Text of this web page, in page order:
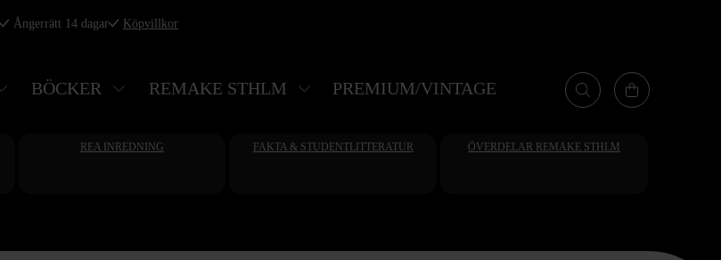
Ångerrätt 14 dagar Köpvillkor
BÖCKER REMAKE STHLM PREMIUM/VINTAGE
REA INREDNING FAKTA & STUDENTLITTERATUR ÖVERDELAR REMAKE STHLM